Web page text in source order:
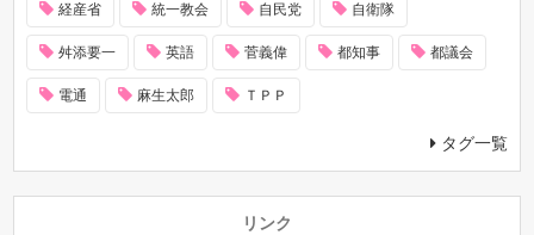
経産省 統一教会 自民党 自衛隊
舛添要一 英語 菅義偉 都知事 都議会
電通 麻生太郎 ＴＰＰ
タグ一覧
リンク